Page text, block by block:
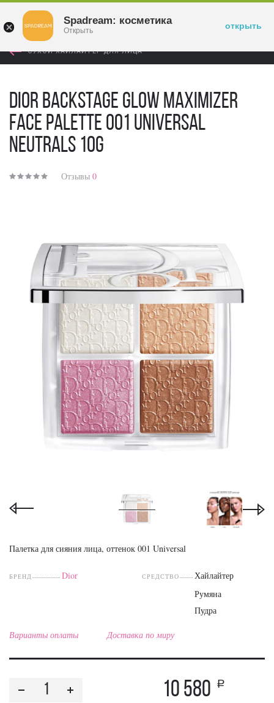
СУХОЙ ХАЙЛАЙТЕР ДЛЯ ЛИЦА
Dior Backstage Glow Maximizer
Face Palette 001 Universal
Neutrals 10g
Отзывы 0
Палетка для сияния лица, оттенок 001 Universal
БРЕНД Dior СРЕДСТВО
Хайлайтер
Румяна
Пудра
Варианты оплаты Доставка по миру
10 580 a
Spadream: косметика
Открыть открыть